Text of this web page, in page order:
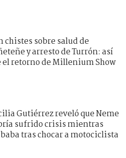
chistes sobre salud de
y arresto de Turrón: así
el retorno de Millenium Show
Gutiérrez reveló que Neme
sufrido crisis mientras
tras chocar a motociclista